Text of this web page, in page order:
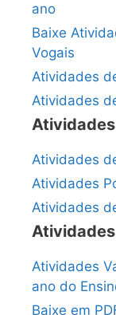
ano
Baixe
Vogais
Atividades
Atividades
Atividades
Atividades
Atividades
Atividades
ano do
Baixe em